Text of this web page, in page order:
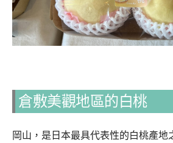
倉敷美觀地區的白桃
岡山，是日本最具代表性的白桃產地